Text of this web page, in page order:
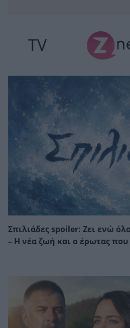
TV
Σπιλιάδες spoiler: Ζει ενώ
– Η νέα ζωή και ο έρωτας που